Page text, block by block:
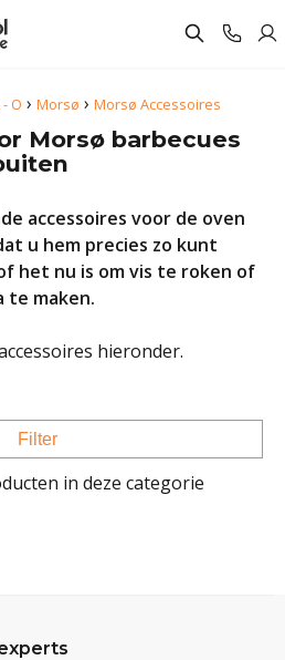
- O › Morsø › Morsø Accessoires
Morsø barbecues
accessoires voor de oven
u hem precies zo kunt
het nu is om vis te roken of
te maken.
hieronder.
Filter
in deze categorie